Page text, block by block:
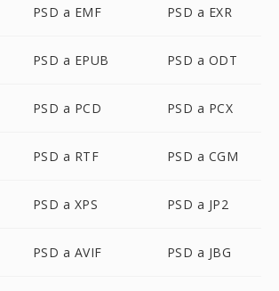
PSD a EMF PSD a EXR
PSD a EPUB PSD a ODT
PSD a PCD PSD a PCX
PSD a RTF PSD a CGM
PSD a XPS PSD a JP2
PSD a AVIF PSD a JBG